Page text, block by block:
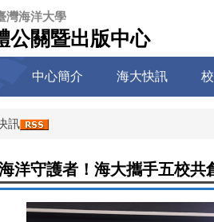
灣海洋大學
公關暨出版中心
中心簡介 海大快訊
訊
洋守護者！海大攜手五校共